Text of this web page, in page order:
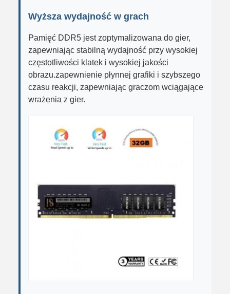
Wyższa wydajność w grach
Pamięć DDR5 jest zoptymalizowana do gier,
zapewniając stabilną wydajność przy wysokiej
częstotliwości klatek i wysokiej jakości
obrazu.zapewnienie płynnej grafiki i szybszego
czasu reakcji, zapewniając graczom wciągające
wrażenia z gier.